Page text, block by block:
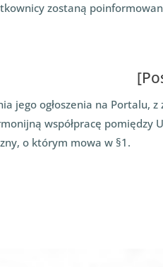
zostaną
jego ogłoszenia na Portalu, z
współpracę pomiędzy
o którym mowa w §1.